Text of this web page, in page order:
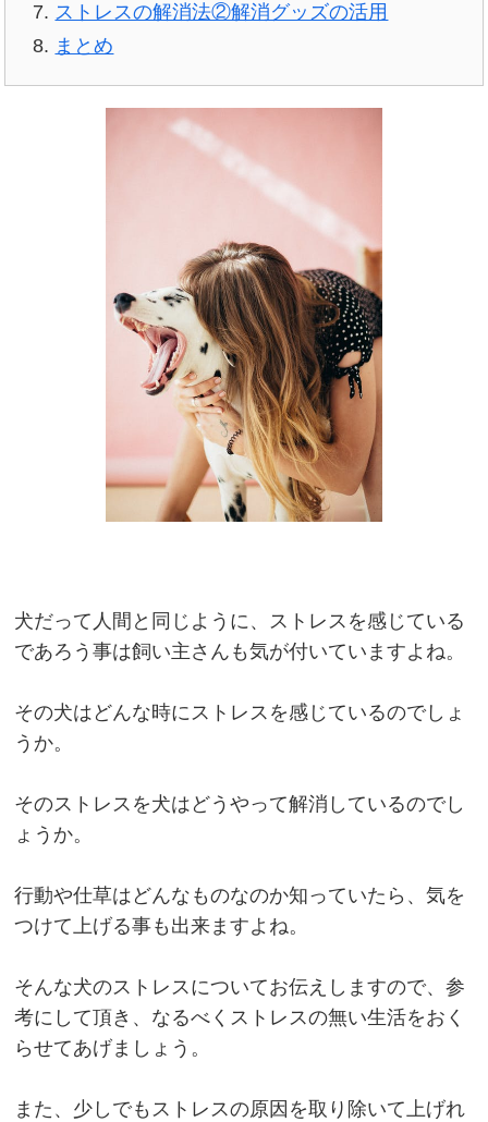
ストレスの解消法②解消グッズの活用
まとめ
犬だって人間と同じように、ストレスを感じている
であろう事は飼い主さんも気が付いていますよね。
その犬はどんな時にストレスを感じているのでしょ
うか。
そのストレスを犬はどうやって解消しているのでし
ょうか。
行動や仕草はどんなものなのか知っていたら、気を
つけて上げる事も出来ますよね。
そんな犬のストレスについてお伝えしますので、参
考にして頂き、なるべくストレスの無い生活をおく
らせてあげましょう。
また、少しでもストレスの原因を取り除いて上げれ